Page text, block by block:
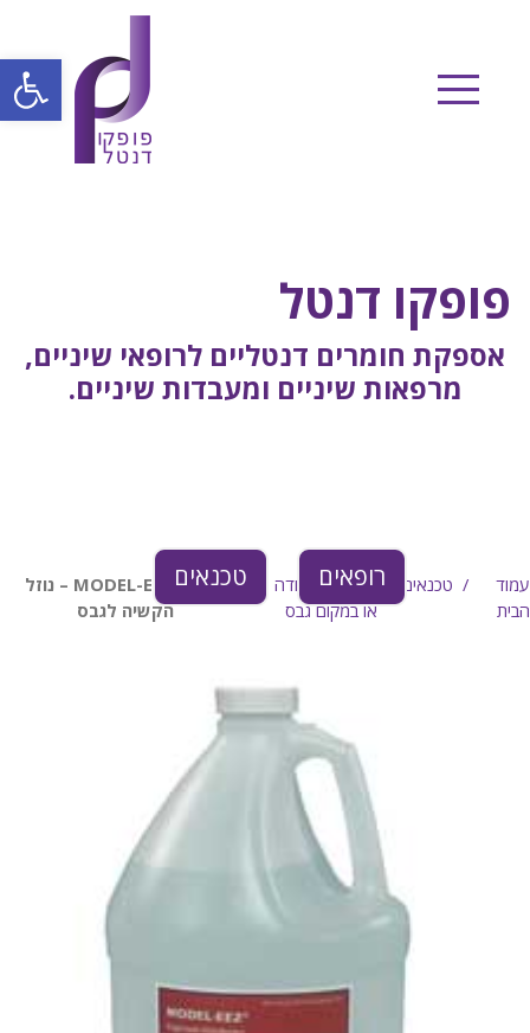
content
פופקו דנטל
אספקת חומרים דנטליים לרופאי שיניים,
מרפאות שיניים ומעבדות שיניים.
רופאים טכנאים
עמוד
הבית
טכנאים
חומרים לעבודה עם גבס
או במקום גבס
MODEL-EEZ – נוזל
הקשיה לגבס